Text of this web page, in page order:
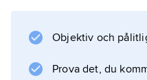
Information
Objektiv och
Prova det, du